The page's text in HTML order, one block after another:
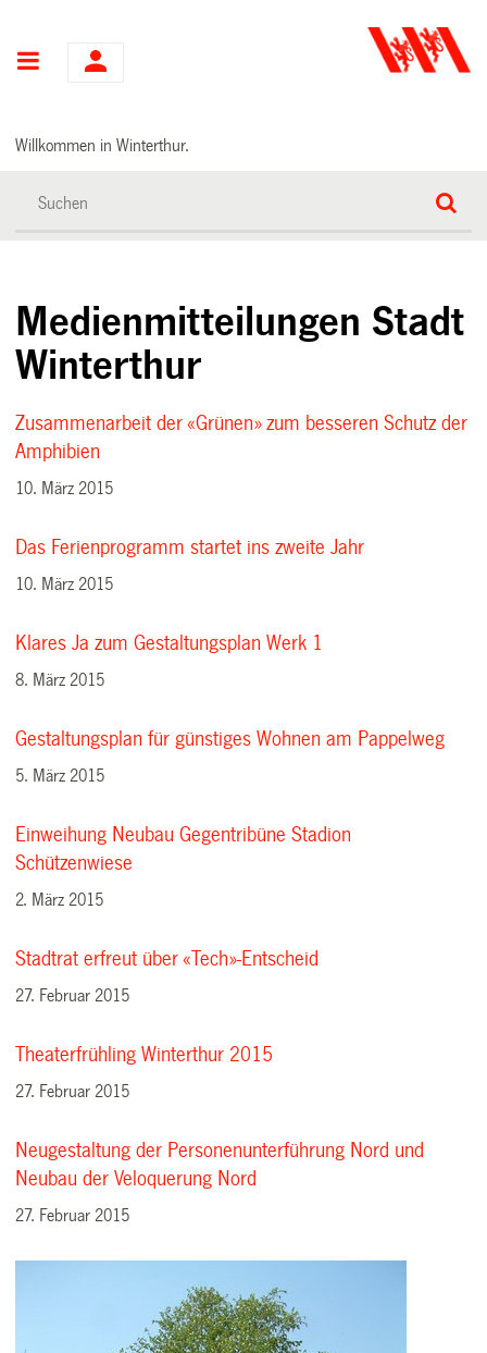
Hauptnavigation
Willkommen in Winterthur.
Medienmitteilungen Stadt
Winterthur
Zusammenarbeit der «Grünen» zum besseren Schutz der
Amphibien
10. März 2015
Das Ferienprogramm startet ins zweite Jahr
10. März 2015
Klares Ja zum Gestaltungsplan Werk 1
8. März 2015
Gestaltungsplan für günstiges Wohnen am Pappelweg
5. März 2015
Einweihung Neubau Gegentribüne Stadion
Schützenwiese
2. März 2015
Stadtrat erfreut über «Tech»-Entscheid
27. Februar 2015
Theaterfrühling Winterthur 2015
27. Februar 2015
Neugestaltung der Personenunterführung Nord und
Neubau der Veloquerung Nord
27. Februar 2015